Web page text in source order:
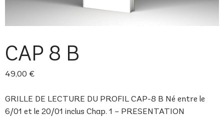
CAP 8 B
49,00 €
GRILLE DE LECTURE DU PROFIL CAP-8 B Né entre le
6/01 et le 20/01 inclus Chap. 1 – PRESENTATION